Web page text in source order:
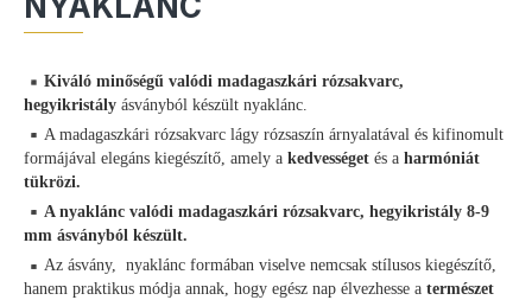
Kiváló minőségű valódi madagaszkári rózsakvarc,
hegyikristály ásványból készült nyaklánc.
A madagaszkári rózsakvarc lágy rózsaszín árnyalatával és kifinomult
formájával elegáns kiegészítő, amely a kedvességet és a harmóniát
tükrözi.
A nyaklánc valódi madagaszkári rózsakvarc, hegyikristály 8-9
mm ásványból készült.
Az ásvány, nyaklánc formában viselve nemcsak stílusos kiegészítő,
hanem praktikus módja annak, hogy egész nap élvezhesse a természet